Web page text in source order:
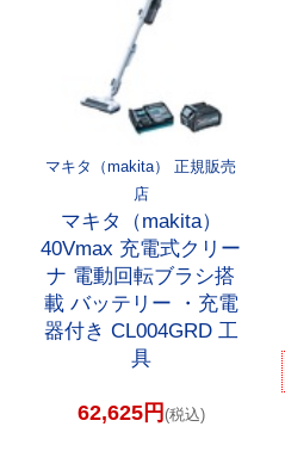
マキタ（makita） 正規販売
店
マキタ（makita）
40Vmax 充電式クリー
ナ 電動回転ブラシ搭
載 バッテリー ・充電
器付き CL004GRD 工
具
62,625円 (税込)